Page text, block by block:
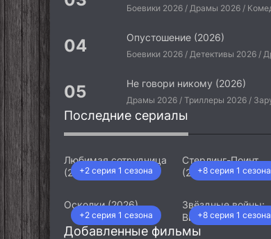
Опустошение (2026)
Не говори никому (2026)
Последние сериалы
+2 серия 1 сезона
Любимая сотрудница
(2026)
+8 серия 1 сезона
Стерлинг-Поинт
(2026)
+2 серия 1 сезона
Осколки (2026)
+8 серия 1 сезона
Звёздные войны:
Видения. Девятый
джедай (2026)
Добавленные фильмы